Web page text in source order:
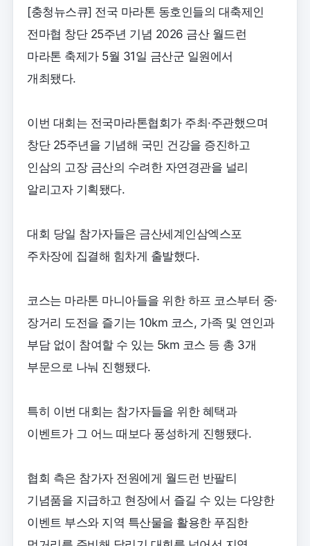
[충청뉴스큐] 전국 마라톤 동호인들의 대축제인
전마협 창단 25주년 기념 2026 금산 월드런
마라톤 축제가 5월 31일 금산군 일원에서
개최됐다.
이번 대회는 전국마라톤협회가 주최·주관했으며
창단 25주년을 기념해 국민 건강을 증진하고
인삼의 고장 금산의 수려한 자연경관을 널리
알리고자 기획됐다.
대회 당일 참가자들은 금산세계인삼엑스포
주차장에 집결해 힘차게 출발했다.
코스는 마라톤 마니아들을 위한 하프 코스부터 중·
장거리 도전을 즐기는 10km 코스, 가족 및 연인과
부담 없이 참여할 수 있는 5km 코스 등 총 3개
부문으로 나눠 진행됐다.
특히 이번 대회는 참가자들을 위한 혜택과
이벤트가 그 어느 때보다 풍성하게 진행됐다.
협회 측은 참가자 전원에게 월드런 반팔티
기념품을 지급하고 현장에서 즐길 수 있는 다양한
이벤트 부스와 지역 특산물을 활용한 푸짐한